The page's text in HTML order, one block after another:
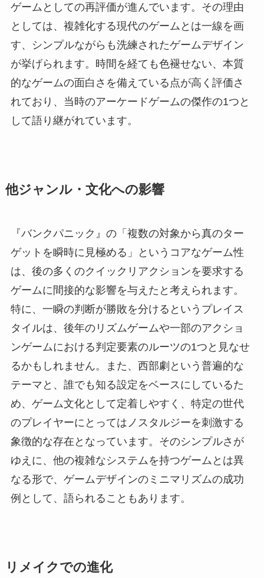
ゲームとしての再評価が進んでいます。その理由
としては、複雑化する現代のゲームとは一線を画
す、シンプルながらも洗練されたゲームデザイン
が挙げられます。時間を経ても色褪せない、本質
的なゲームの面白さを備えている点が高く評価さ
れており、当時のアーケードゲームの傑作の1つと
して語り継がれています。
他ジャンル・文化への影響
『バンクパニック』の「複数の対象から真のター
ゲットを瞬時に見極める」というコアなゲーム性
は、後の多くのクイックリアクションを要求する
ゲームに間接的な影響を与えたと考えられます。
特に、一瞬の判断が勝敗を分けるというプレイス
タイルは、後年のリズムゲームや一部のアクショ
ンゲームにおける判定要素のルーツの1つと見なせ
るかもしれません。また、西部劇という普遍的な
テーマと、誰でも知る設定をベースにしているた
め、ゲーム文化として定着しやすく、特定の世代
のプレイヤーにとってはノスタルジーを刺激する
象徴的な存在となっています。そのシンプルさが
ゆえに、他の複雑なシステムを持つゲームとは異
なる形で、ゲームデザインのミニマリズムの成功
例として、語られることもあります。
リメイクでの進化